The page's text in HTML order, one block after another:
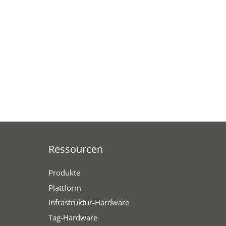
Ressourcen
Produkte
Plattform
Infrastruktur-Hardware
Tag-Hardware